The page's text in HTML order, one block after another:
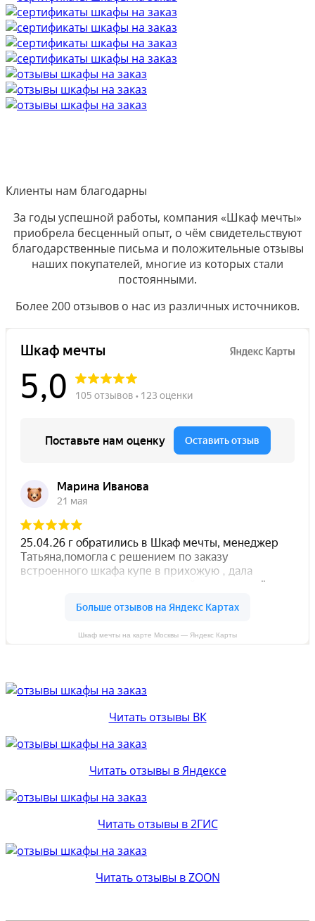
Клиенты нам благодарны
За годы успешной работы, компания «Шкаф мечты»
приобрела бесценный опыт, о чём свидетельствуют
благодарственные письма и положительные отзывы
наших покупателей, многие из которых стали
постоянными.
Более 200 отзывов о нас из различных источников.
Шкаф мечты на карте Москвы — Яндекс Карты
Читать отзывы ВК
Читать отзывы в Яндексе
Читать отзывы в 2ГИС
Читать отзывы в ZOON